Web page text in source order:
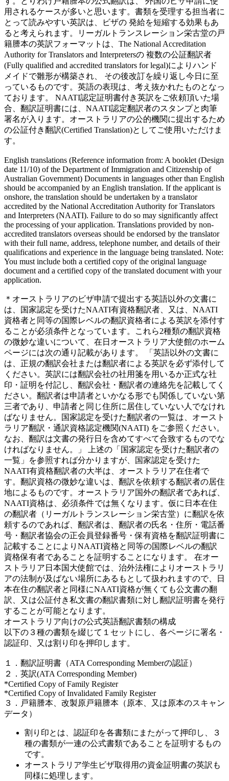
用されるケースが多いと思います。書類を受理する担当者に
とって読みやすい英訳は、ビザの 発給を短縮する効果もあ
ると考えられます。リーガルトランスレーション栄古堂の戸
籍謄本の英訳フォーマットは、The National Accreditation
Authority for Translators and Interpretersの 複数の公証翻訳者
(Fully qualified and accredited translators for legal)によりハンド
メイドで雛形が構築され、 その後改訂を繰り返し今日に至
っているものです。英語の表現は、考え抜かれたものとなっ
ております。 NAATI認定証明書付き英訳をご依頼頂いた場
合、翻訳証明書には、NAATI認定翻訳者のスタンプと肉筆
署名が入ります。オーストラリアの公的機関に提出するため
の公証付き翻訳(Certified Translation)としてご使用いただけま
す。
English translations (Reference information from: A booklet (Design
date 11/10) of the Department of Immigration and Citizenship of
Australian Government) Documents in languages other than English
should be accompanied by an English translation. If the applicant is
onshore, the translation should be undertaken by a translator
accredited by the National Accreditation Authority for Translators
and Interpreters (NAATI). Failure to do so may significantly affect
the processing of your application. Translations provided by non-
accredited translators overseas should be endorsed by the translator
with their full name, address, telephone number, and details of their
qualifications and experience in the language being translated. Note:
You must include both a certified copy of the original language
document and a certified copy of the translated document with your
application.
＊オーストラリアのビザ申請で提出する英語以外の文書に
は、国家認定を受けたNAATI有資格翻訳者、又は、NAATI
資格者と同等の国際レベルの翻訳資格者による英訳を添付す
ることが必須条件となっています。これら2種類の翻訳資格
の微妙な違いについて、在日オーストラリア大使館のホーム
ページには次の通り記載があります。 「英語以外の文書に
は、正規の翻訳会社または翻訳者による英訳を必ず添付して
ください。英訳には翻訳会社の社用箋を用いるか正式な社
印・証明を付記し、翻訳会社・翻訳者の連絡先を記載してく
ださい。翻訳者は申請者といかなる形でも関係していない第
三者であり、申請者と同じ住所に居住していない人でなけれ
ばなりません。国家認定を受けた翻訳者の一覧は、オースト
ラリア翻訳・通訳資格認定機関(NAATI) をご参照ください。
なお、翻訳は文書の発行日を含めてすべて合致するものでな
ければなりません。」 上述の「国家認定を受けた翻訳者の
一覧」を参照すれば分かりますが、国家認定を受けた
NAATI有資格翻訳者の大半は、オーストラリア在住者で
す。翻訳資格の微妙な違いは、翻訳を依頼する翻訳者の居住
地によるものです。オーストラリア国外の翻訳者であれば、
NAATI資格は、必須条件では無くなります。仮に日本在住
の翻訳者（リーガルトランスレーション栄古堂）に翻訳を依
頼するのであれば、翻訳者は、翻訳者の氏名・住所・電話番
号・翻訳者協会の正会員登録番号・保有資格を翻訳証明書に
記載することによりNAATI資格と同等の国際レベルの翻訳
資格保有者であることを証明することになります。 在オー
ストラリア日本国大使館では、治外法権によりオーストラリ
アの法制が及ばない場所にあるもとして扱われますので、日
本在住の翻訳者と同様にNAATI資格が無くても公文書の翻
訳、又は公証付き私文書の翻訳書類に対し翻訳証明書を発行
することが可能となります。
オーストラリア向けの公式英語翻訳書類の構成
以下の３種の書類を綴じて１セットにし、各ページに署名・
認証印、又は割り印を押印します。
１．翻訳証明書（ATA Corresponding Memberの認証）
２．英訳(ATA Corresponding Member)
*Certified Copy of Family Register
*Certified Copy of Invalidated Family Register
３．戸籍謄本、改製原戸籍謄本（原本、又は原本のスキャン
データ）
割り印とは、認証印を各書類にまたがって押印し、３
種の書類が一連の公式書類であることを証明するもの
です。
オーストラリア学生ビザ取得用の資金証明書の英訳も
同様に処理します。